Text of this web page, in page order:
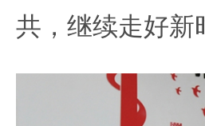
共，继续走好新